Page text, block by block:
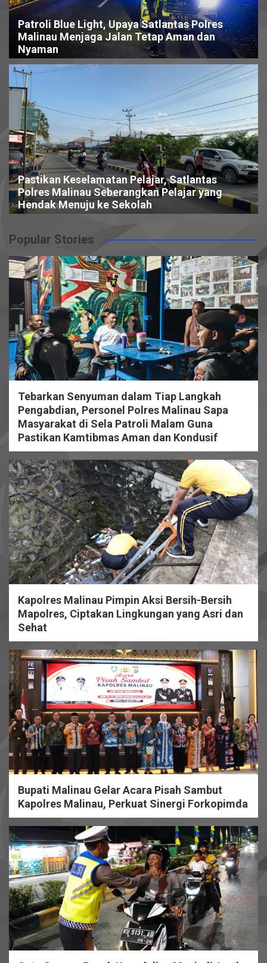
Patroli Blue Light, Upaya Satlantas Polres
Malinau Menjaga Jalan Tetap Aman dan
Nyaman
Pastikan Keselamatan Pelajar, Satlantas
Polres Malinau Seberangkan Pelajar yang
Hendak Menuju ke Sekolah
Popular Stories
Tebarkan Senyuman dalam Tiap Langkah
Pengabdian, Personel Polres Malinau Sapa
Masyarakat di Sela Patroli Malam Guna
Pastikan Kamtibmas Aman dan Kondusif
Kapolres Malinau Pimpin Aksi Bersih-Bersih
Mapolres, Ciptakan Lingkungan yang Asri dan
Sehat
Bupati Malinau Gelar Acara Pisah Sambut
Kapolres Malinau, Perkuat Sinergi Forkopimda